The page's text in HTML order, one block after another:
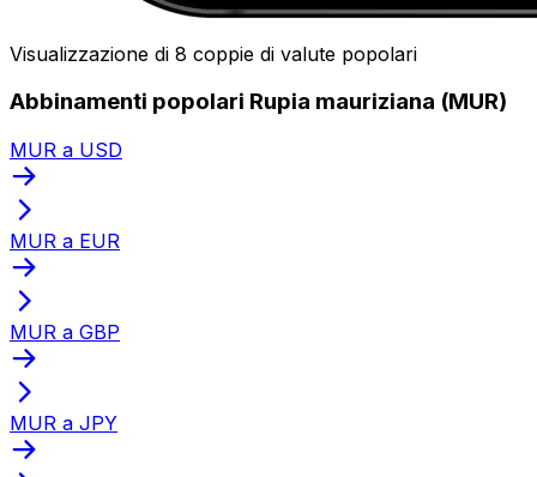
Visualizzazione di 8 coppie di valute popolari
Abbinamenti popolari Rupia mauriziana (MUR)
MUR a USD
MUR a EUR
MUR a GBP
MUR a JPY